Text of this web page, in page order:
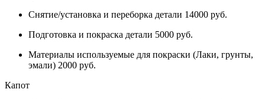
Снятие/установка и переборка детали 14000 руб.
Подготовка и покраска детали 5000 руб.
Материалы используемые для покраски (Лаки, грунты,
эмали) 2000 руб.
Капот